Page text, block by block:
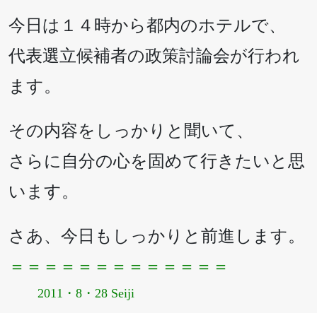
今日は１４時から都内のホテルで、
代表選立候補者の政策討論会が行われ
ます。
その内容をしっかりと聞いて、
さらに自分の心を固めて行きたいと思
います。
さあ、今日もしっかりと前進します。
＝＝＝＝＝＝＝＝＝＝＝＝＝
2011・8・28 Seiji